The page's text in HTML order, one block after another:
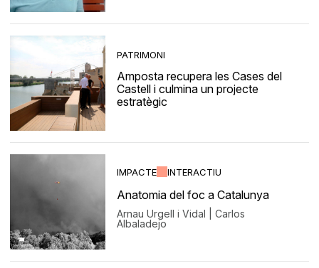
PATRIMONI
Amposta recupera les Cases del
Castell i culmina un projecte
estratègic
IMPACTE INTERACTIU
Anatomia del foc a Catalunya
Arnau Urgell i Vidal | Carlos
Albaladejo